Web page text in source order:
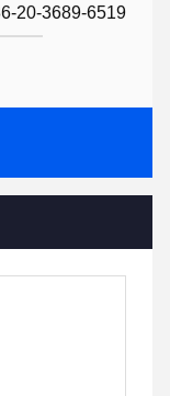
20-3689-6519